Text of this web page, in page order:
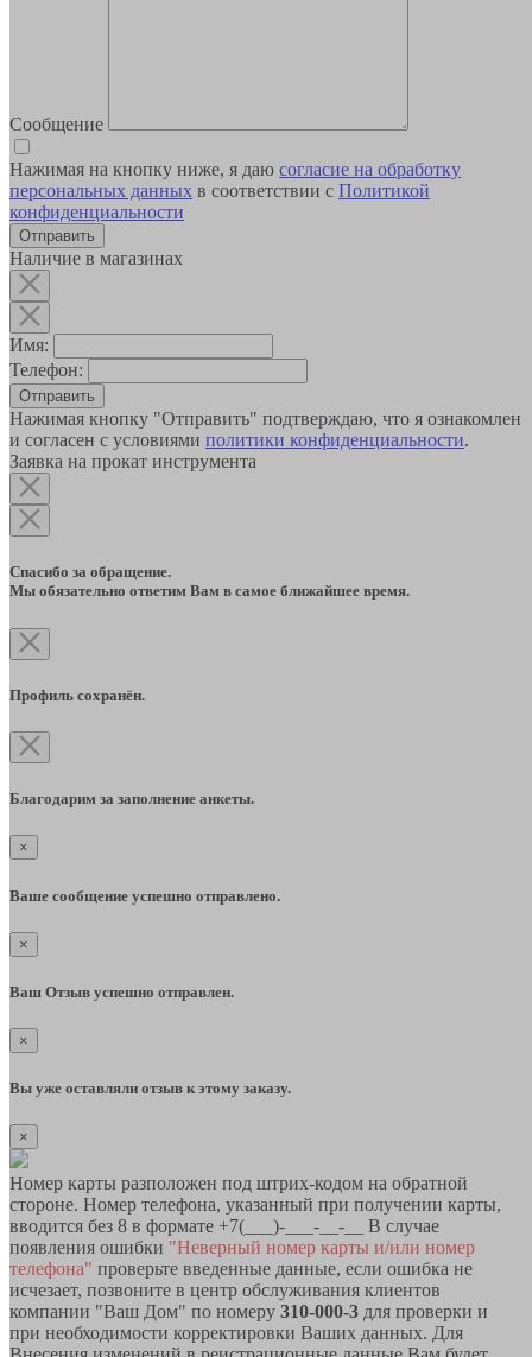
Сообщение
Нажимая на кнопку ниже, я даю согласие на обработку
персональных данных в соответствии с Политикой
конфиденциальности
Наличие в магазинах
Имя:
Телефон:
Отправить
Нажимая кнопку "Отправить" подтверждаю, что я ознакомлен
и согласен с условиями политики конфиденциальности.
Заявка на прокат инструмента
Спасибо за обращение.
Мы обязательно ответим Вам в самое ближайшее время.
Профиль сохранён.
Благодарим за заполнение анкеты.
×
Ваше сообщение успешно отправлено.
×
Ваш Отзыв успешно отправлен.
×
Вы уже оставляли отзыв к этому заказу.
×
Номер карты разположен под штрих-кодом на обратной
стороне. Номер телефона, указанный при получении карты,
вводится без 8 в формате +7(___)-___-__-__ В случае
появления ошибки "Неверный номер карты и/или номер
телефона" проверьте введенные данные, если ошибка не
исчезает, позвоните в центр обслуживания клиентов
компании "Ваш Дом" по номеру 310-000-3 для проверки и
при необходимости корректировки Ваших данных. Для